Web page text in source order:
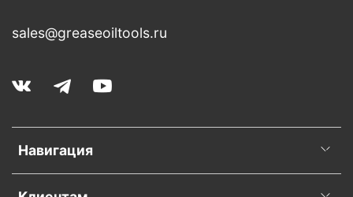
Навигация
sales@greaseoiltools.ru